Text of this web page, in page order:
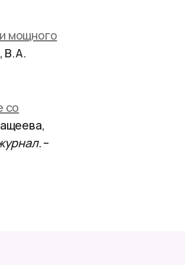
мощного
В.А.
со
–